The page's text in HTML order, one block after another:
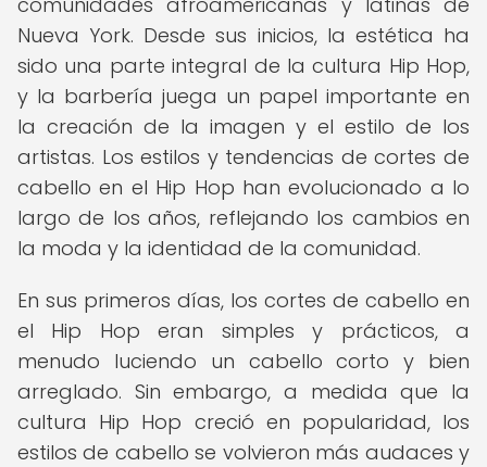
Nueva York. Desde sus inicios, la estética ha
sido una parte integral de la cultura Hip Hop,
y la barbería juega un papel importante en
la creación de la imagen y el estilo de los
artistas. Los estilos y tendencias de cortes de
cabello en el Hip Hop han evolucionado a lo
largo de los años, reflejando los cambios en
la moda y la identidad de la comunidad.
En sus primeros días, los cortes de cabello en
el Hip Hop eran simples y prácticos, a
menudo luciendo un cabello corto y bien
arreglado. Sin embargo, a medida que la
cultura Hip Hop creció en popularidad, los
estilos de cabello se volvieron más audaces y